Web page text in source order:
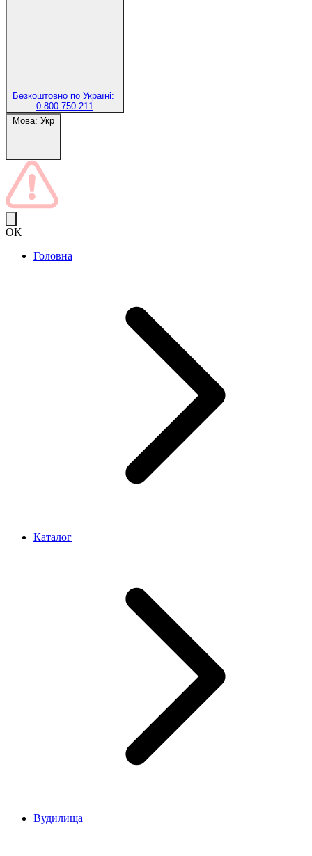
Безкоштовно по Україні:
0 800 750 211
Мова: Укр
OK
Головна
Каталог
Вудилища